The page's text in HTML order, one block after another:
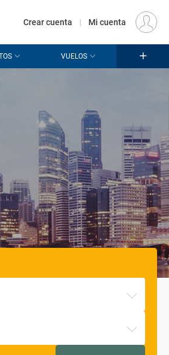
EUR
Crear cuenta | Mi cuenta
VUELOS